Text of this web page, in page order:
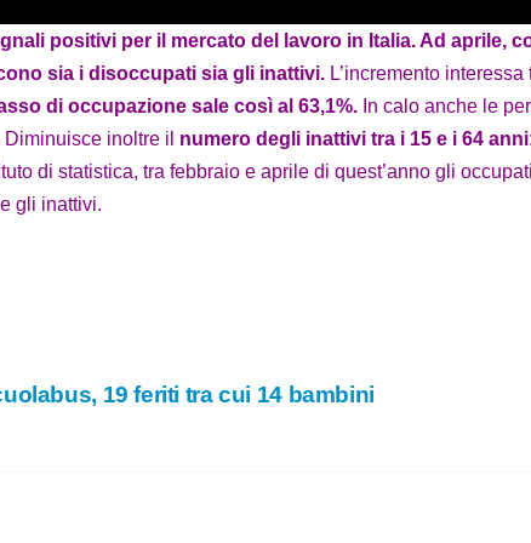
e
o
positivi per il mercato del lavoro in Italia. Ad aprile,
sia i disoccupati sia gli inattivi. L’incremento
di occupazione sale così al 63,1%. In calo anche le
Diminuisce inoltre il numero degli inattivi tra i 15 e i 64
di statistica, tra febbraio e aprile di quest’anno gli
gli inattivi.
19 feriti tra cui 14 bambini